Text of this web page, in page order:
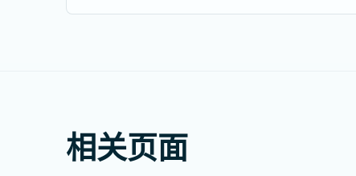
相关页面